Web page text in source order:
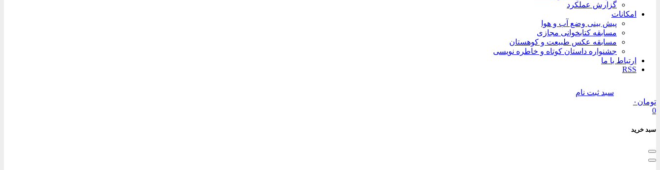
گزارش عملکرد
امکانات
پیش بینی وضع آب و هوا
مسابقه کتابخوانی مجازی
مسابقه عکس طبیعت و کوهستان
جشنواره داستان کوتاه و خاطره نویسی
ارتباط با ما
RSS
سبد ثبت نام
تومان ۰
0
سبد خرید